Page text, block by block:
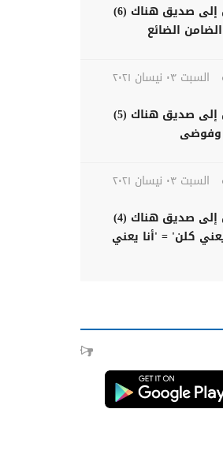
رسائل إلى صديق هناك (6)
الضائع
السبت ٠٣ نيسان ٢٠٢١
رسائل إلى صديق هناك (5)
وفوضى
السبت ٠٣ نيسان ٢٠٢١
رسائل إلى صديق هناك (4)
كلن' = 'أنا يعني